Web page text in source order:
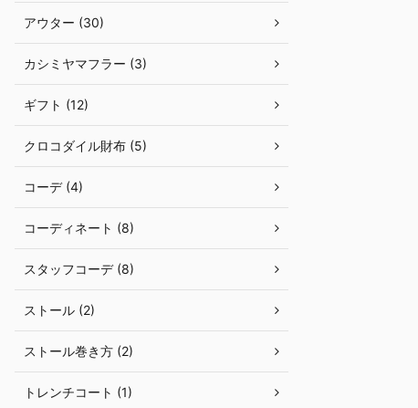
アウター (30)
カシミヤマフラー (3)
ギフト (12)
クロコダイル財布 (5)
コーデ (4)
コーディネート (8)
スタッフコーデ (8)
ストール (2)
ストール巻き方 (2)
トレンチコート (1)